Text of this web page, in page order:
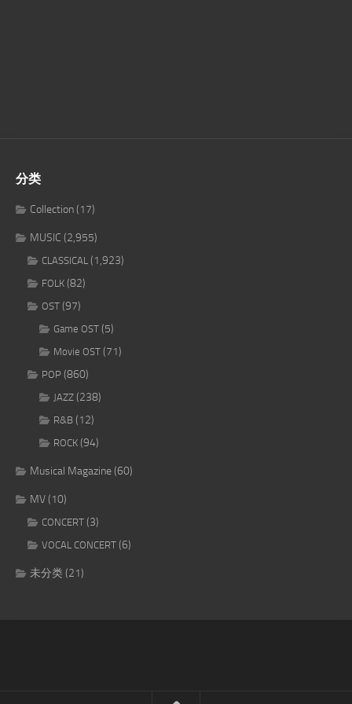
分类
Collection(17)
MUSIC (2,955)
CLASSICAL (1,923)
FOLK (82)
OST (97)
Game OST (5)
Movie OST (71)
POP (860)
JAZZ (238)
R&B (12)
ROCK (94)
Musical Magazine(60)
MV(10)
CONCERT (3)
VOCAL CONCERT (6)
未分类(21)